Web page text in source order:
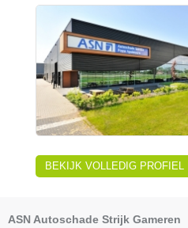
BEKIJK VOLLEDIG PROFIEL
ASN Autoschade Strijk Gameren